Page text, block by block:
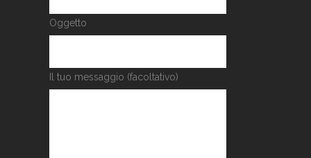
Oggetto
Il tuo messaggio (facoltativo)